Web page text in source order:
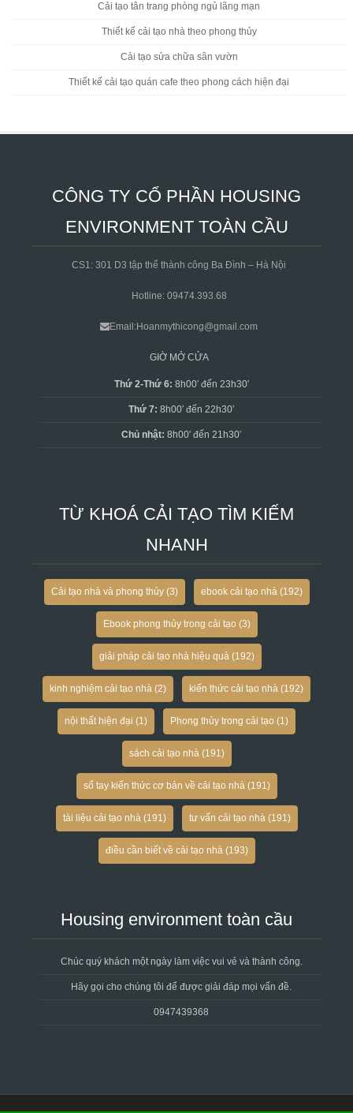
Cải tạo tân trang phòng ngủ lãng mạn
Thiết kế cải tạo nhà theo phong thủy
Cải tạo sửa chữa sân vườn
Thiết kế cải tạo quán cafe theo phong cách hiện đại
CÔNG TY CỔ PHẦN HOUSING
ENVIRONMENT TOÀN CẦU
CS1: 301 D3 tập thể thành công Ba Đình – Hà Nội
Hotline: 09474.393.68
Email:Hoanmythicong@gmail.com
GIỜ MỞ CỬA
Thứ 2-Thứ 6: 8h00′ đến 23h30′
Thứ 7: 8h00′ đến 22h30′
Chủ nhật: 8h00′ đến 21h30′
TỪ KHOÁ CẢI TẠO TÌM KIẾM
NHANH
Cải tạo nhà và phong thủy(3) ebook cải tạo nhà (192)
Ebook phong thủy trong cải tạo (3)
giải pháp cải tạo nhà hiệu quả (192)
kinh nghiệm cải tạo nhà (2) kiến thức cải tạo nhà (192)
nội thất hiện đại (1) Phong thủy trong cải tạo (1)
sách cải tạo nhà (191)
sổ tay kiến thức cơ bản về cải tạo nhà (191)
tài liệu cải tạo nhà (191) tư vấn cải tạo nhà (191)
điều cần biết về cải tạo nhà (193)
Housing environment toàn cầu
Chúc quý khách một ngày làm việc vui vẻ và thành công.
Hãy gọi cho chúng tôi để được giải đáp mọi vấn đề.
0947439368